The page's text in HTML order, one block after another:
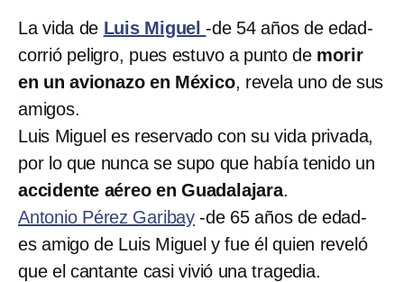
La vida de Luis Miguel-de 54 años de edad-
corrió peligro, pues estuvo a punto de morir
en un avionazo en México, revela uno de sus
amigos.
Luis Miguel es reservado con su vida privada,
por lo que nunca se supo que había tenido un
accidente aéreo en Guadalajara.
Antonio Pérez Garibay -de 65 años de edad-
es amigo de Luis Miguel y fue él quien reveló
que el cantante casi vivió una tragedia.